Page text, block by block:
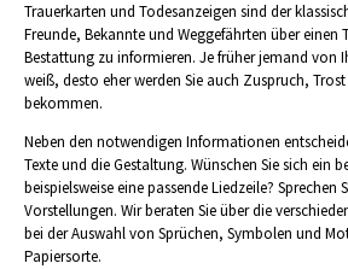
Trauerkarten und Todesanzeigen sind der
Freunde, Bekannte und Weggefährten über einen
Bestattung zu informieren. Je früher jemand von
weiß, desto eher werden Sie auch Zuspruch,
bekommen.
Neben den notwendigen Informationen
Texte und die Gestaltung. Wünschen Sie sich ein
beispielsweise eine passende Liedzeile? Sprechen
Vorstellungen. Wir beraten Sie über die
bei der Auswahl von Sprüchen, Symbolen und
Papiersorte.